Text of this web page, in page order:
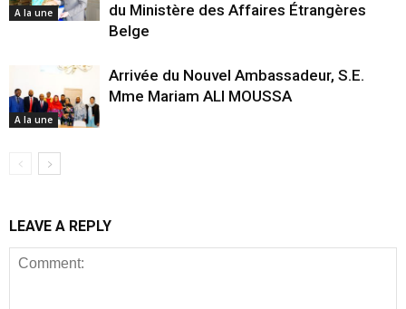
A la une
du Ministère des Affaires Étrangères
Belge
A la une
Arrivée du Nouvel Ambassadeur, S.E.
Mme Mariam ALI MOUSSA
LEAVE A REPLY